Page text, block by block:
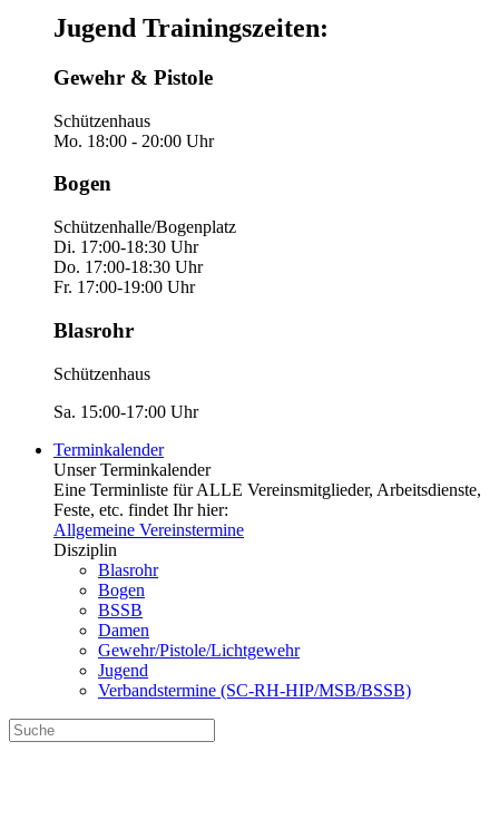
Jugend Trainingszeiten:
Gewehr & Pistole
Schützenhaus
Mo. 18:00 - 20:00 Uhr
Bogen
Schützenhalle/Bogenplatz
Di. 17:00-18:30 Uhr
Do. 17:00-18:30 Uhr
Fr. 17:00-19:00 Uhr
Blasrohr
Schützenhaus
Sa. 15:00-17:00 Uhr
Terminkalender
Unser Terminkalender
Eine Terminliste für ALLE Vereinsmitglieder, Arbeitsdienste,
Feste, etc. findet Ihr hier:
Allgemeine Vereinstermine
Disziplin
Blasrohr
Bogen
BSSB
Damen
Gewehr/Pistole/Lichtgewehr
Jugend
Verbandstermine (SC-RH-HIP/MSB/BSSB)